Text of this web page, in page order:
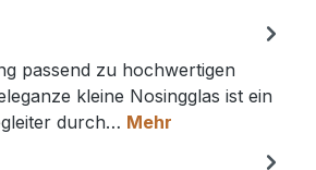
passend zu hochwertigen
kleine Nosingglas ist ein
durch… Mehr